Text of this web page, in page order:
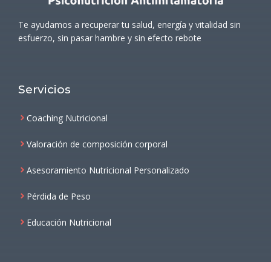
Te ayudamos a recuperar tu salud, energía y vitalidad sin
esfuerzo, sin pasar hambre y sin efecto rebote
Servicios
Coaching Nutricional
Valoración de composición corporal
Asesoramiento Nutricional Personalizado
Pérdida de Peso
Educación Nutricional